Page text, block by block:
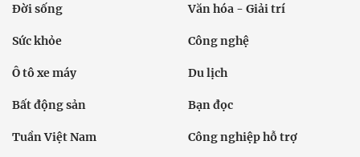
Đời sống Văn hóa - Giải trí
Sức khỏe Công nghệ
Ô tô xe máy Du lịch
Bất động sản Bạn đọc
Tuần Việt Nam Công nghiệp hỗ trợ